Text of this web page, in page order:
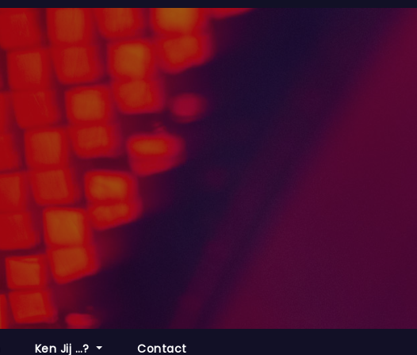
Ken Jij …? Contact